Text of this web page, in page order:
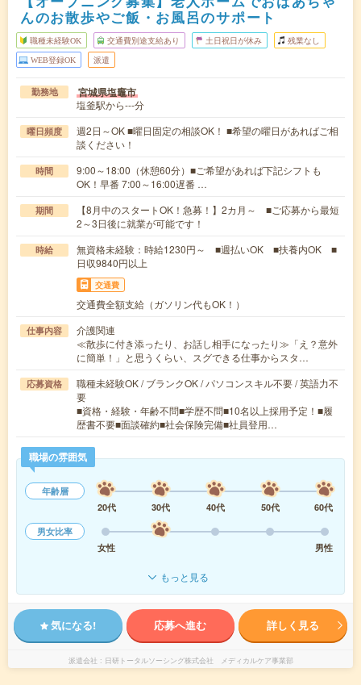
んのお散歩やご飯・お風呂のサポート
職種未経験OK 交通費別途支給あり 土日祝日が休み 残業なし
WEB登録OK 派遣
勤務地 宮城県塩竈市
塩釜駅から---分
曜日頻度
週2日～OK ■曜日固定の相談OK！ ■希望の曜日があればご相
談ください！
時間
9:00～18:00（休憩60分）■ご希望があれば下記シフトも
OK！早番 7:00～16:00遅番 …
期間
【8月中のスタートOK！急募！】2カ月～ ■ご応募から最短
2～3日後に就業が可能です！
時給
無資格未経験：時給1230円～ ■週払いOK ■扶養内OK ■
日収9840円以上
交通費
交通費全額支給（ガソリン代もOK！）
仕事内容
介護関連
≪散歩に付き添ったり、お話し相手になったり≫「え？意外
に簡単！」と思うくらい、スグできる仕事からスタ…
応募資格
職種未経験OK / ブランクOK / パソコンスキル不要 / 英語力不
要
■資格・経験・年齢不問■学歴不問■10名以上採用予定！■履
歴書不要■面談確約■社会保険完備■社員登用…
職場の雰囲気
年齢層
20代
30代 40代 50代
60代
男女比率
女性
男性
もっと見る
気になる! 応募へ進む 詳しく見る
派遣会社 日研トータルソーシング株式会社 メディカルケア事業部